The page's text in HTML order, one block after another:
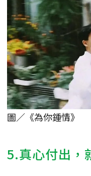
圖／《為你鍾情》
5.真心付出，